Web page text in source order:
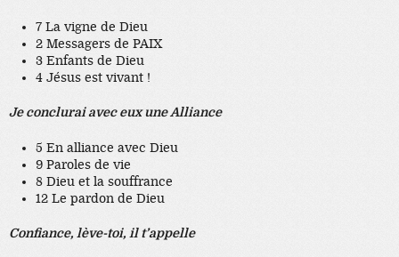
7 La vigne de Dieu
2 Messagers de PAIX
3 Enfants de Dieu
4 Jésus est vivant !
Je conclurai avec eux une Alliance
5 En alliance avec Dieu
9 Paroles de vie
8 Dieu et la souffrance
12 Le pardon de Dieu
Confiance, lève-toi, il t’appelle